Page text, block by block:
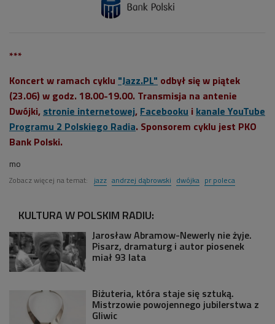
***
Koncert w ramach cyklu "Jazz.PL" odbył się w piątek
(23.06) w godz. 18.00-19.00. Transmisja na antenie
Dwójki, stronie internetowej, Facebooku i kanale YouTube
Programu 2 Polskiego Radia. Sponsorem cyklu jest PKO
Bank Polski.
mo
Zobacz więcej na temat: jazz andrzej dąbrowski dwójka pr poleca
KULTURA W POLSKIM RADIU:
Jarosław Abramow-Newerly nie żyje.
Pisarz, dramaturg i autor piosenek
miał 93 lata
Biżuteria, która staje się sztuką.
Mistrzowie powojennego jubilerstwa z
Gliwic